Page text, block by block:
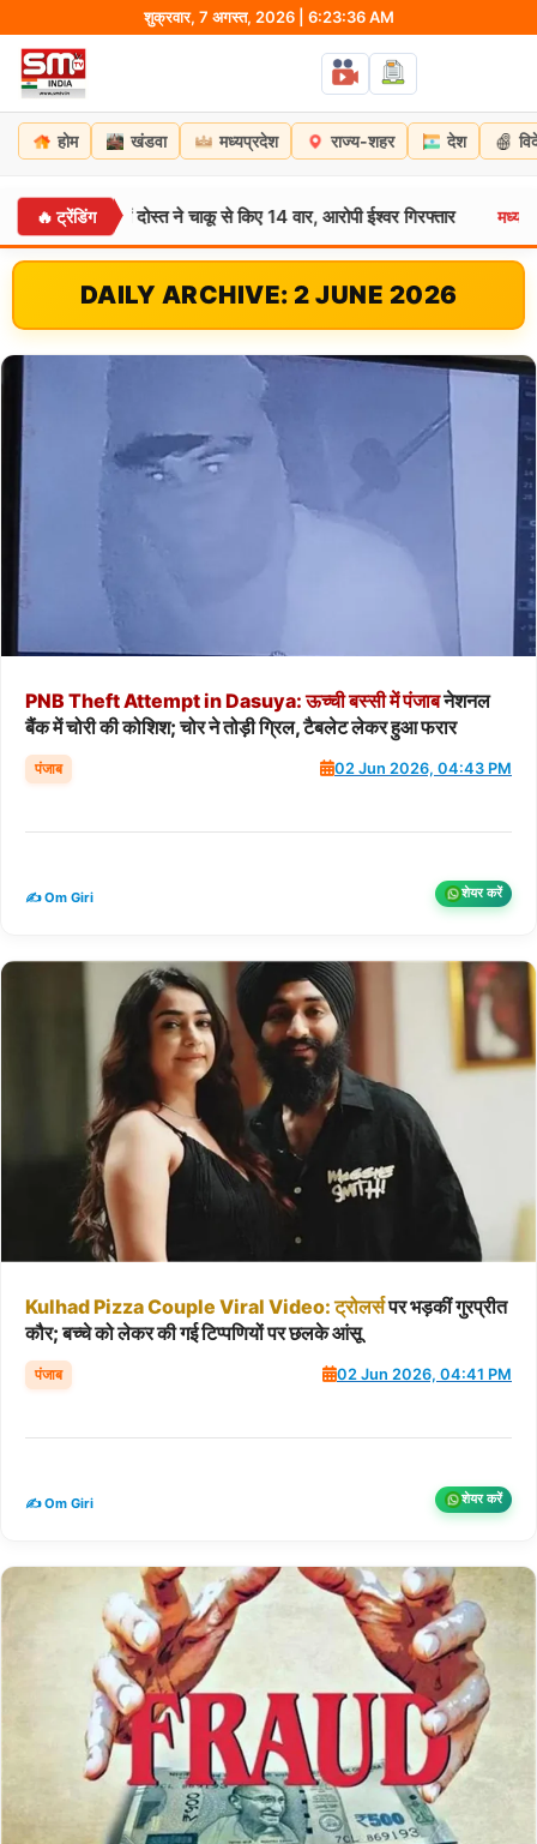
content
शुक्रवार, 7 अगस्त, 2026 | 6:23:38 AM
होम खंडवा मध्यप्रदेश राज्य-शहर देश
🔥 ट्रेंडिंग
दोस्त ने चाकू से किए 14 वार, आरोपी ईश्वर गिरफ्तार मध्यप्रदेश: ग्वालियर
DAILY ARCHIVE: 2 JUNE 2026
PNB TheftAttemptinDasuya: ऊच्चीबस्सीमेंपंजाबनेशनल
बैंक में चोरी की कोशिश; चोर ने तोड़ी ग्रिल, टैबलेट लेकर हुआ फरार
पंजाब 02 Jun 2026, 04:43 PM
✍️ Om Giri शेयर करें
KulhadPizzaCouple Viral Video: ट्रोलर्सपर भड़कीं गुरप्रीत
कौर; बच्चे को लेकर की गई टिप्पणियों पर छलके आंसू
पंजाब 02 Jun 2026, 04:41 PM
✍️ Om Giri शेयर करें